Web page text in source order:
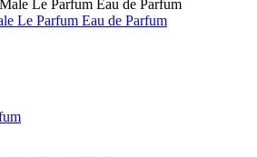
Le Parfum Eau de Parfum